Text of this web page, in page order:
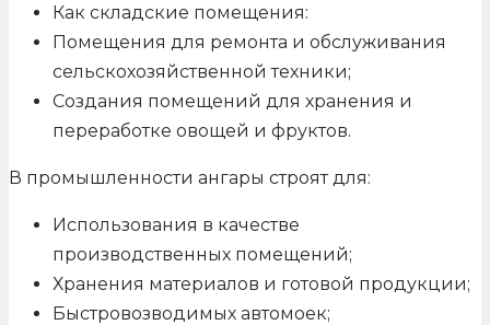
Как складские помещения:
Помещения для ремонта и обслуживания
сельскохозяйственной техники;
Создания помещений для хранения и
переработке овощей и фруктов.
В промышленности ангары строят для:
Использования в качестве
производственных помещений;
Хранения материалов и готовой продукции;
Быстровозводимых автомоек;